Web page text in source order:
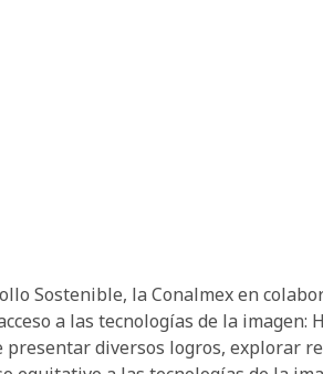
Sostenible, la Conalmex en
a las tecnologías de la imagen:
presentar diversos logros, explorar